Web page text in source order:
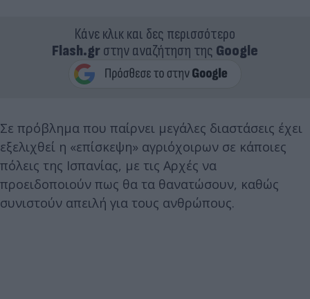
Κάνε κλικ και δες περισσότερο
Flash.grστην αναζήτηση της Google
Σε πρόβλημα που παίρνει μεγάλες διαστάσεις έχει
εξελιχθεί η «επίσκεψη» αγριόχοιρων σε κάποιες
πόλεις της Ισπανίας, με τις Αρχές να
προειδοποιούν πως θα τα θανατώσουν, καθώς
συνιστούν απειλή για τους ανθρώπους.